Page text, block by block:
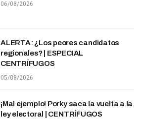
06/08/2026
ALERTA: ¿Los peores candidatos
regionales? | ESPECIAL
CENTRÍFUGOS
05/08/2026
¡Mal ejemplo! Porky saca la vuelta a la
ley electoral | CENTRÍFUGOS